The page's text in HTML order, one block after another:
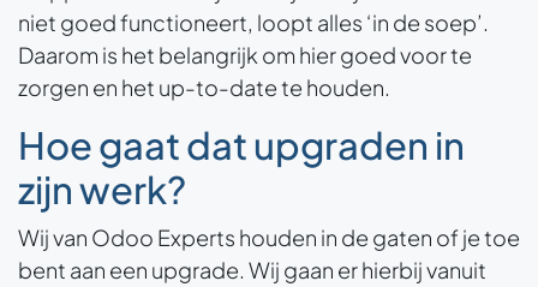
niet goed functioneert, loopt alles ‘in de soep’.
Daarom is het belangrijk om hier goed voor te
zorgen en het up-to-date te houden.
Hoe gaat dat upgraden in
zijn werk?
Wij van Odoo Experts houden in de gaten of je toe
bent aan een upgrade. Wij gaan er hierbij vanuit